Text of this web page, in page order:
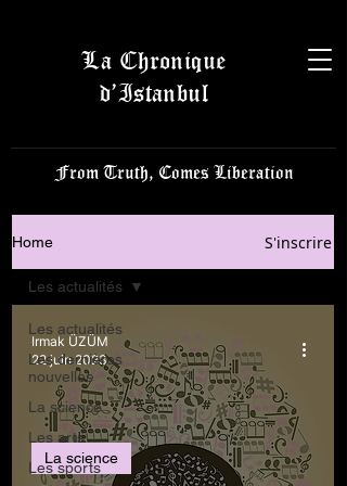
La Chronique
d’Istanbul
From Truth, Comes Liberation
Home S'inscrire
Les actualités
Les dernières
nouvelles
La science
Les arts
Les sports
Les actualités
La science
Irmak ÜZÜM
22 juin 2023